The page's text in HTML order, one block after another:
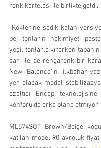
renk kartelası ile birlikte geldi.
Köklerine sadık kalan
bej tonların hakimiyeti
yeşil tonlarla kırarken tabanın
sarı ile de rengarenk bir
New Balance'ın ilkbahar-
yer alacak model
azaltıcı Encap
konforu da arka plana atmıyor.
ML574SOT Brown/Beige
katılan model 90 avroluk